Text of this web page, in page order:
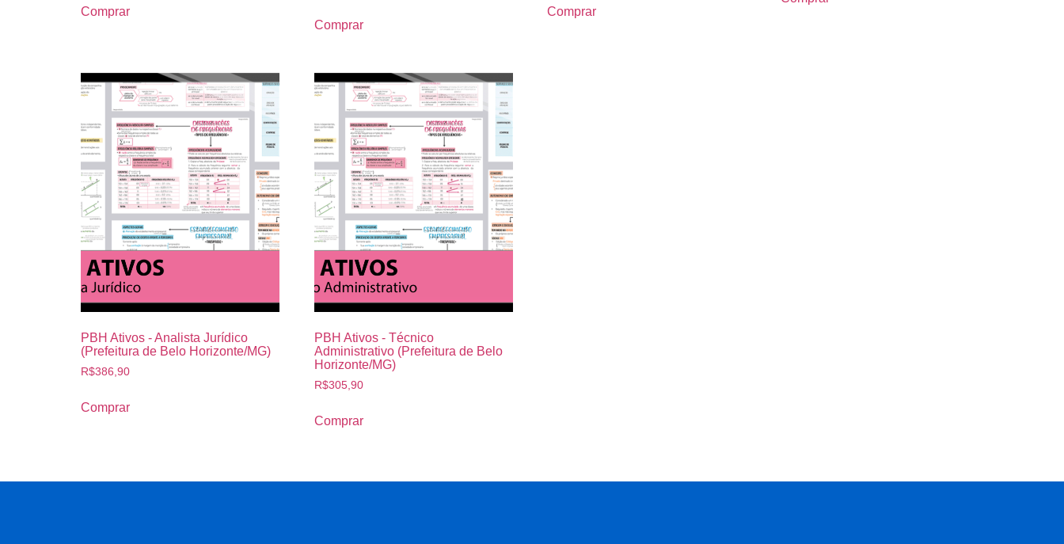
Comprar
Comprar
Comprar
PBH Ativos - Analista Jurídico
(Prefeitura de Belo Horizonte/MG)
R$386,90
Comprar
PBH Ativos - Técnico
Administrativo (Prefeitura de Belo
Horizonte/MG)
R$305,90
Comprar